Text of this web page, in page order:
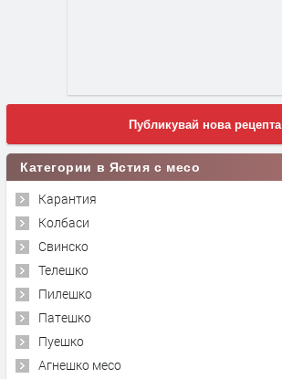
Публикувай нова рецепта
Категории в Ястия с месо
Карантия
Колбаси
Свинско
Телешко
Пилешко
Патешко
Пуешко
Агнешко месо